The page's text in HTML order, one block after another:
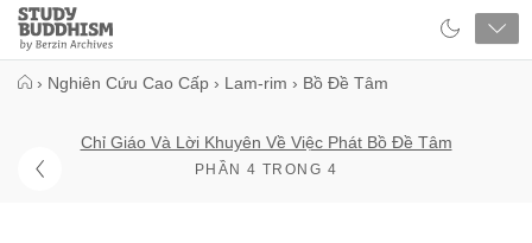
Close
Study
Buddhism
› Nghiên Cứu Cao Cấp › Lam-rim › Bồ Đề Tâm
Chỉ Giáo Và Lời Khuyên Về Việc Phát Bồ Đề Tâm
PHẦN 4 TRONG 4